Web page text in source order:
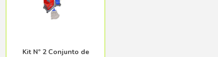
Kit Nº 2 Conjunto de